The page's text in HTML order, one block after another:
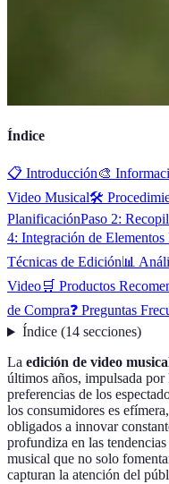
Índice
📋 Introducción🎨
Video Musical🛠️
PlanificaciónPaso 2:
4: Integración de Elementos
Técnicas de Edición📊
Video🛒 Productos
de Compra❓ Preguntas
Índice(14 secciones)
La edición de video
últimos años, impulsada por
preferencias de los
los consumidores es
obligados a innovar
profundiza en las
musical que no solo
capturan la atención del